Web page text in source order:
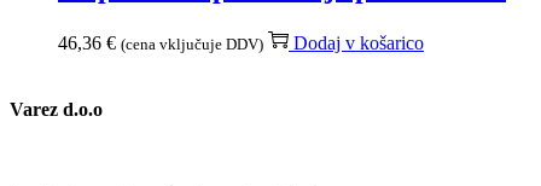
46,36 € (cena vključuje DDV) Dodaj v košarico
Varez d.o.o